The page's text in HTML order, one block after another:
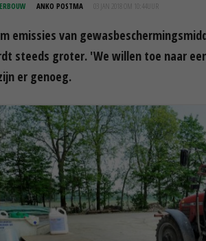
ANKO POSTMA 03 JAN 2018 OM 10:44
emissies van
steeds groter. 'We willen toe naar
er genoeg.